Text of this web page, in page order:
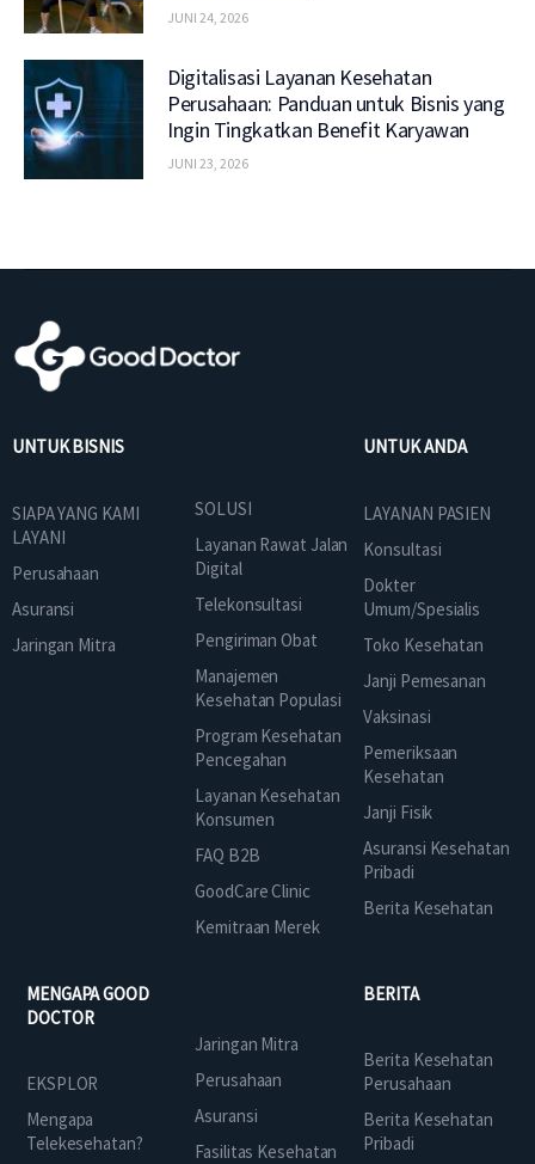
JUNI 24, 2026
Digitalisasi Layanan Kesehatan
Perusahaan: Panduan untuk Bisnis yang
Ingin Tingkatkan Benefit Karyawan
JUNI 23, 2026
UNTUK BISNIS
SIAPA YANG KAMI
LAYANI
Perusahaan
Asuransi
Jaringan Mitra
SOLUSI
Layanan Rawat Jalan
Digital
Telekonsultasi
Pengiriman Obat
Manajemen
Kesehatan Populasi
Program Kesehatan
Pencegahan
Layanan Kesehatan
Konsumen
FAQ B2B
GoodCare Clinic
Kemitraan Merek
UNTUK ANDA
LAYANAN PASIEN
Konsultasi
Dokter
Umum/Spesialis
Toko Kesehatan
Janji Pemesanan
Vaksinasi
Pemeriksaan
Kesehatan
Janji Fisik
Asuransi Kesehatan
Pribadi
Berita Kesehatan
MENGAPA GOOD
DOCTOR
EKSPLOR
Mengapa
Telekesehatan?
Jaringan Mitra
Perusahaan
Asuransi
Fasilitas Kesehatan
BERITA
Berita Kesehatan
Perusahaan
Berita Kesehatan
Pribadi